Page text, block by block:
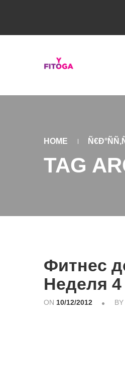
HOME
TAG
Фитнес
Неделя 4
ON 10/12/2012 BY